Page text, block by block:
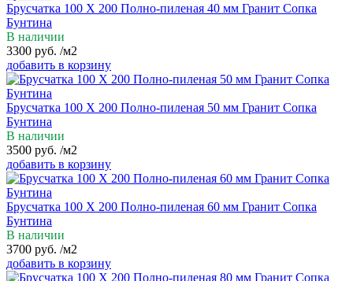
Брусчатка 100 Х 200 Полно-пиленая 40 мм Гранит Сопка
Бунтина
В наличии
3300 руб. /м2
добавить в корзину
Брусчатка 100 Х 200 Полно-пиленая 50 мм Гранит Сопка
Бунтина
В наличии
3500 руб. /м2
добавить в корзину
Брусчатка 100 Х 200 Полно-пиленая 60 мм Гранит Сопка
Бунтина
В наличии
3700 руб. /м2
добавить в корзину